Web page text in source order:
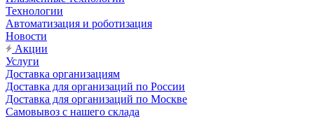
Технологии
Автоматизация и роботизация
Новости
Акции
Услуги
Доставка организациям
Доставка для организаций по России
Доставка для организаций по Москве
Самовывоз с нашего склада